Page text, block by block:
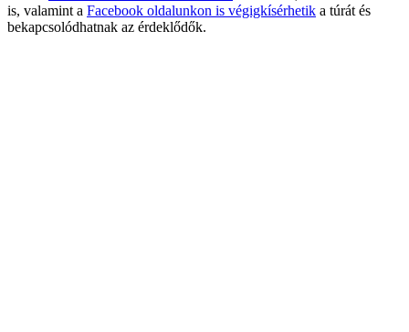
is, valamint a Facebook oldalunkon is végigkísérhetik a túrát és
bekapcsolódhatnak az érdeklődők.